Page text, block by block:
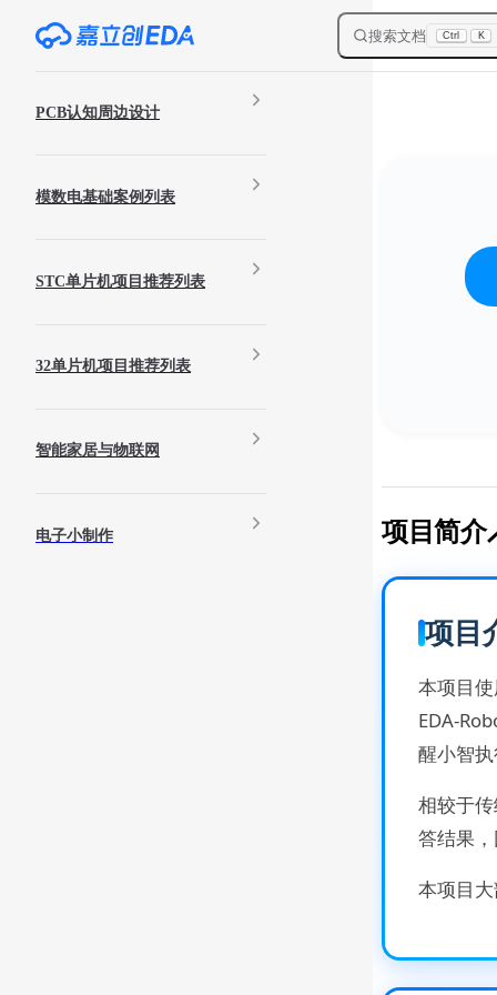
Skip to content 搜索文档 Ctrl K
PCB认知周边设计
模数电基础案例列表
STC单片机项目推荐列表
32单片机项目推荐列表
智能家居与物联网
电子小制作 项目简介
项目
本项目
EDA-
醒小智执
相较于
答结果
本项目